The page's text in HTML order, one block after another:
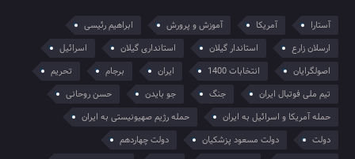
آستارا آمریکا آموزش و پرورش
ابراهیم رئیسی
ارسلان زارع
استاندار گیلان استانداری گیلان
اسرائیل
اصولگرایان
انتخابات 1400 ایران برجام
تحریم
تیم ملی فوتبال ایران
جنگ جو بایدن
حسن روحانی
حمله آمریکا و اسرائیل به ایران
حمله رژیم صهیونیستی به ایران
دولت
دولت مسعود پزشکیان
دولت چهاردهم